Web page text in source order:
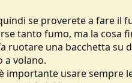
se proverete a fare il
tanto fumo, ma la cosa
ruotare una bacchetta su
a volano.
importante usare sempre